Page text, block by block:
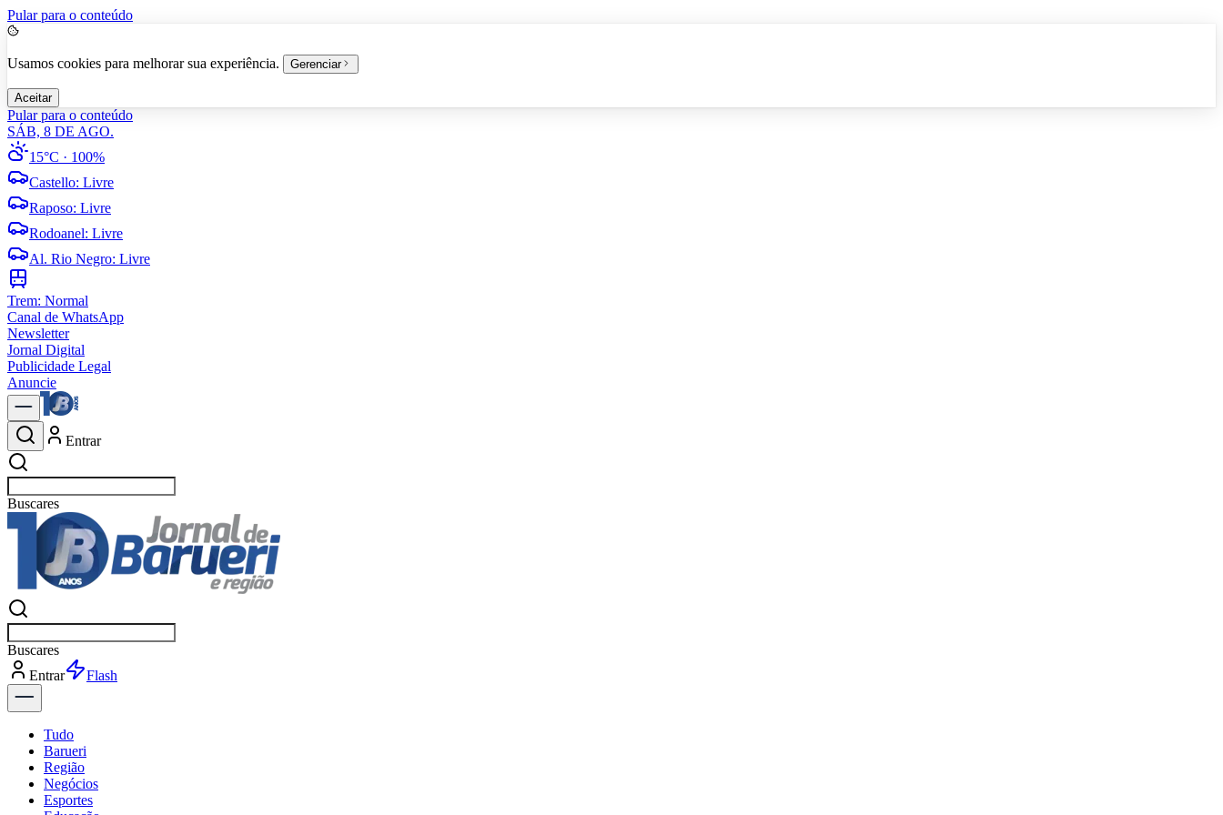
Pular para o conteúdo
Usamos cookies para melhorar sua experiência. Gerenciar
Aceitar
Pular para o conteúdo
SÁB, 8 DE AGO.
15°C · 100%
Castello: Livre
Raposo: Livre
Rodoanel: Livre
Al. Rio Negro: Livre
Trem: Normal
Canal de WhatsApp
Newsletter
Jornal Digital
Publicidade Legal
Anuncie
Entrar
Buscaresportes
Buscaresportes
Entrar
Flash
Tudo
Barueri
Região
Negócios
Esportes